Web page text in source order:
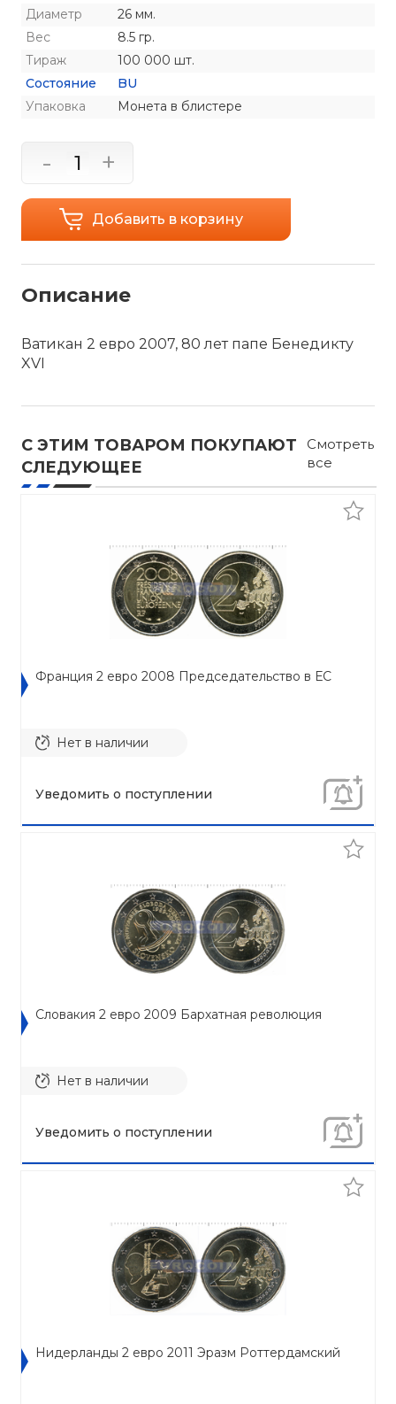
Диаметр
26 мм.
Вес
8.5 гр.
Тираж
100 000 шт.
Состояние
BU
Упаковка
Монета в блистере
- +
Добавить в корзину
Описание
Ватикан 2 евро 2007, 80 лет папе Бенедикту
XVI
С ЭТИМ ТОВАРОМ ПОКУПАЮТ
СЛЕДУЮЩЕЕ
Смотреть
все
Франция 2 евро 2008 Председательство в ЕС
Нет в наличии
Уведомить о поступлении
Словакия 2 евро 2009 Бархатная революция
Нет в наличии
Уведомить о поступлении
Нидерланды 2 евро 2011 Эразм Роттердамский